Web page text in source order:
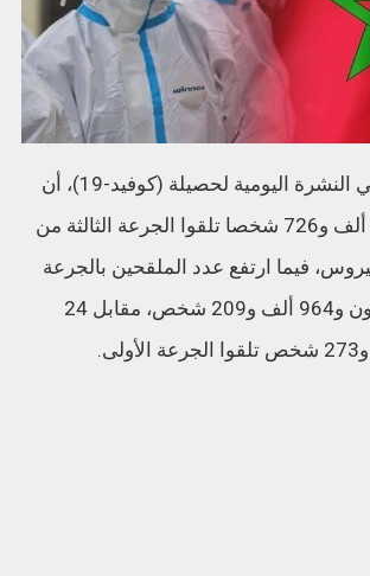
وأبرزت الوزارة في النشرة اليومية لحصيلة (كوفيد-19)، أن
ثلاثة ملايين و341 ألف و726 شخصا تلقوا الجرعة الثالثة من
فيما ارتفع عدد الملقحين بالجرعة
الثانية إلى 22 مليون و964 ألف و209 شخص، مقابل 24